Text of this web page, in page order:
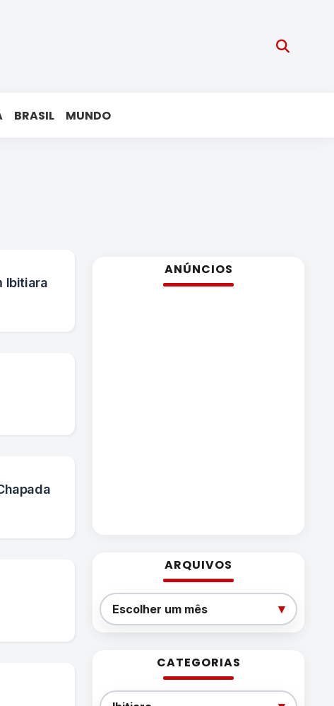
BRASIL MUNDO
Ibitiara
ANÚNCIOS
ARQUIVOS
Arquivos
Escolher um mês ▾
CATEGORIAS
Categorias